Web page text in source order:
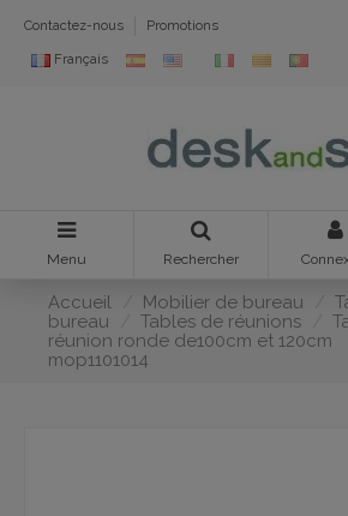
Contactez-nous Promotions
Français
Menu Rechercher
Accueil Mobilier de bureau
bureau
Tables de réunions
réunion ronde de100cm et 120cm
mop1101014